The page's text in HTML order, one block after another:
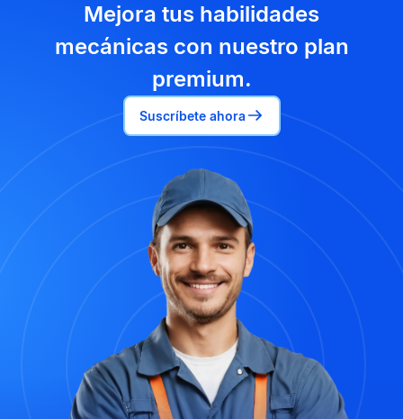
Mejora tus habilidades
mecánicas con nuestro plan
premium.
Suscríbete ahora